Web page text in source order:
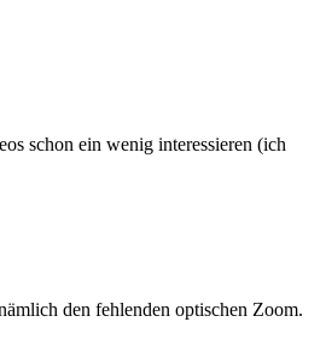
schon ein wenig interessieren (ich
den fehlenden optischen Zoom.